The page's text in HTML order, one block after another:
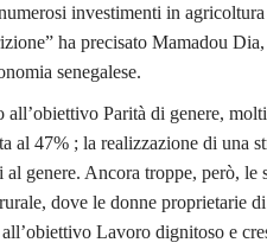
investimenti in
ha precisato Mamadou
senegalese.
all’obiettivo Parità di genere,
al 47% ; la realizzazione di una
al genere. Ancora troppe, però,
dove le donne proprietarie
Lavoro dignitoso e